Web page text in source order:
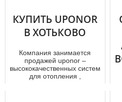
КУПИТЬ UPONOR
В ХОТЬКОВО
Компания занимается
продажей uponor –
высококачественных систем
для отoпления ,